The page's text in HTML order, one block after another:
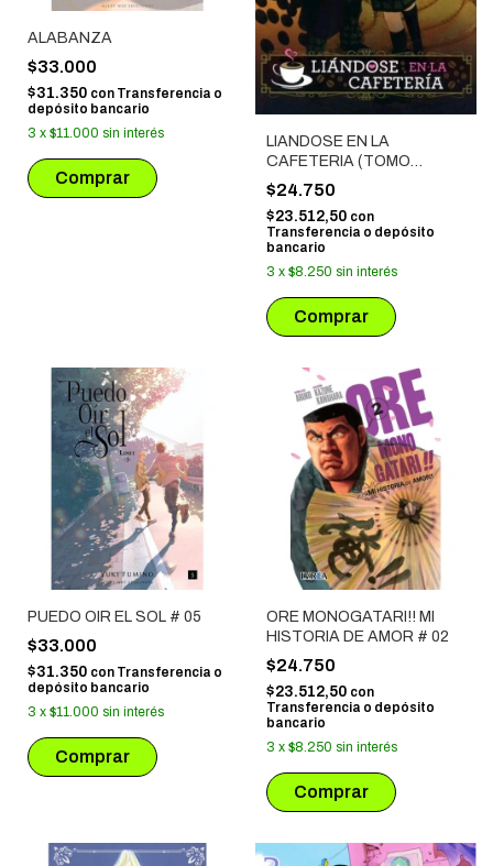
ALABANZA
$33.000
$31.350 con Transferencia o
depósito bancario
3 x $11.000 sin interés
LIANDOSE EN LA
CAFETERIA (TOMO
UNICO)
$24.750
$23.512,50 con
Transferencia o depósito
bancario
3 x $8.250 sin interés
PUEDO OIR EL SOL # 05
$33.000
$31.350 con Transferencia o
depósito bancario
3 x $11.000 sin interés
ORE MONOGATARI!! MI
HISTORIA DE AMOR # 02
$24.750
$23.512,50 con
Transferencia o depósito
bancario
3 x $8.250 sin interés